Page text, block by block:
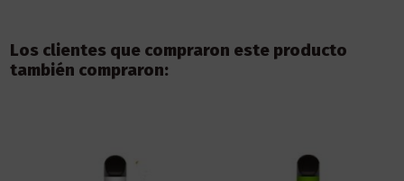
Los clientes que compraron este producto
también compraron: